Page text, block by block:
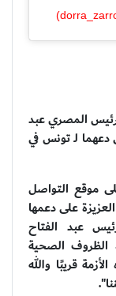
المصري عبد
لـ تونس في
موقع التواصل
على دعمها
عبد الفتاح
الصحية
قريبًا والله